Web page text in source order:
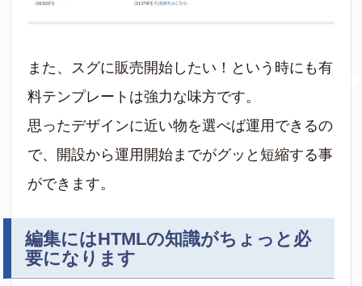
また、スグに販売開始したい！という時にも有
料テンプレートは強力な味方です。
思ったデザインに近い物を選べば運用できるの
で、開設から運用開始までがグッと短縮する事
ができます。
編集にはHTMLの知識がちょっと必
要になります